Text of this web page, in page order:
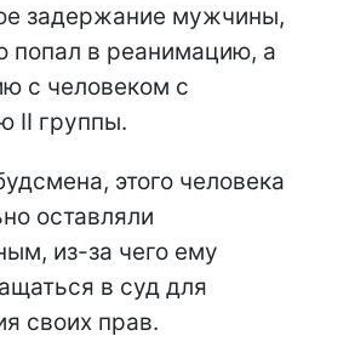
задержание мужчины,
попал в реанимацию, а
с человеком с
II группы.
этого человека
оставляли
из-за чего ему
в суд для
своих прав.